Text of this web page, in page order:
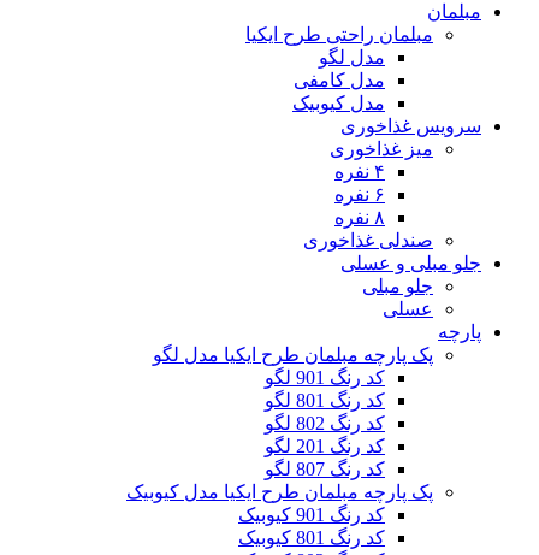
مبلمان
مبلمان راحتی طرح ایکیا
مدل لگو
مدل کامفی
مدل کیوبیک
سرویس غذاخوری
میز غذاخوری
۴ نفره
۶ نفره
۸ نفره
صندلی غذاخوری
جلو مبلی و عسلی
جلو مبلی
عسلی
پارچه
پک پارچه مبلمان طرح ایکیا مدل لگو
کد رنگ 901 لگو
کد رنگ 801 لگو
کد رنگ 802 لگو
کد رنگ 201 لگو
کد رنگ 807 لگو
پک پارچه مبلمان طرح ایکیا مدل کیوبیک
کد رنگ 901 کیوبیک
کد رنگ 801 کیوبیک